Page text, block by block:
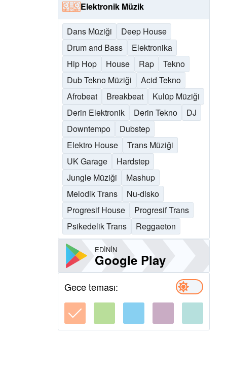
Elektronik Müzik
Dans Müziği
Deep House
Drum and Bass
Elektronika
Hip Hop
House Rap
Tekno
Dub Tekno Müziği
Acid Tekno
Afrobeat
Breakbeat
Kulüp Müziği
Derin Elektronik
Derin Tekno
DJ
Downtempo
Dubstep
Elektro House
Trans Müziği
UK Garage
Hardstep
Jungle Müziği
Mashup
Melodik Trans
Nu-disko
Progresif House
Progresif Trans
Psikedelik Trans
Reggaeton
EDININ
Google Play
Gece teması: